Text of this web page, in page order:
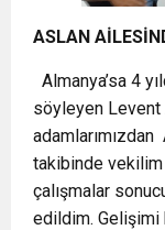
ASLAN
Almanya’sa 4
söyleyen Levent
adamlarımızdan
takibinde vekilim
çalışmalar
edildim. Gelişimi